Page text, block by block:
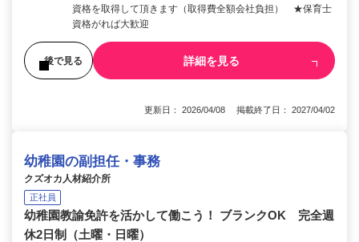
資格を取得して頂きます（取得費全額会社負担） ★保育士
資格がれば大歓迎
後で見る 詳細を見る
更新日： 2026/04/08 掲載終了日： 2027/04/02
幼稚園の副担任・事務
クズオカ人材紹介所
正社員
幼稚園教諭免許を活かして働こう！ ブランクOK 完全週
休2日制（土曜・日曜）